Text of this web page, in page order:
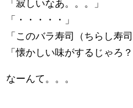
「寂しいなあ。。。」
「・・・・・」
「このバラ寿司（ちらし寿
「懐かしい味がするじゃろ
なーんて。。。